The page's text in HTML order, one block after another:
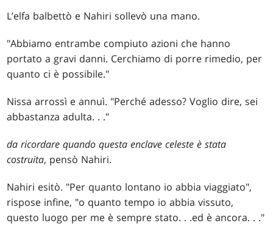
L’elfa balbettò e Nahiri sollevò una mano.
"Abbiamo entrambe compiuto azioni che hanno
portato a gravi danni. Cerchiamo di porre rimedio, per
quanto ci è possibile."
Nissa arrossì e annuì. "Perché adesso? Voglio dire, sei
abbastanza adulta. . ."
da ricordare quando questa enclave celeste è stata
costruita, pensò Nahiri.
Nahiri esitò. "Per quanto lontano io abbia viaggiato",
rispose infine, "o quanto tempo io abbia vissuto,
questo luogo per me è sempre stato. . .ed è ancora. . ."